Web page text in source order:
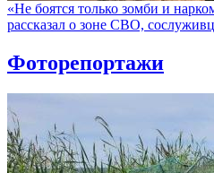
«Не боятся только зомби и
рассказал о зоне СВО,
Фоторепортажи